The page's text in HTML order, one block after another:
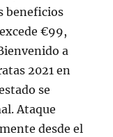
beneficios
€99,
a
2021 en
se
Ataque
desde el